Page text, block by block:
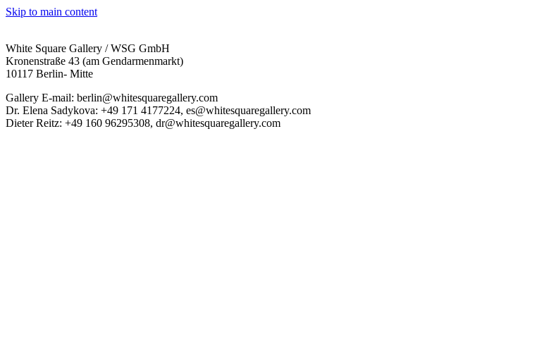
Skip to main content
White Square Gallery / WSG GmbH
Kronenstraße 43 (am Gendarmenmarkt)
10117 Berlin- Mitte
Gallery E-mail: berlin@whitesquaregallery.com
Dr. Elena Sadykova: +49 171 4177224, es@whitesquaregallery.com
Dieter Reitz: +49 160 96295308, dr@whitesquaregallery.com